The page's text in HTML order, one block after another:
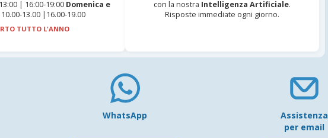
| 16:00-19:00 Domenica e
10.00-13.00 |16.00-19.00
TUTTO L'ANNO
con la nostra Intelligenza Artificiale.
Risposte immediate ogni giorno.
WhatsApp
Assistenza
per email